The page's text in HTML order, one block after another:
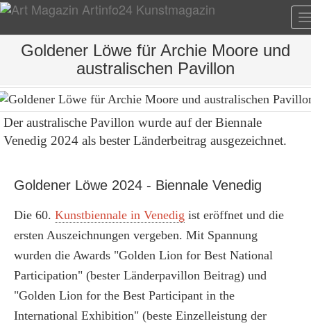
Goldener Löwe für Archie Moore und
australischen Pavillon
Der australische Pavillon wurde auf der Biennale
Venedig 2024 als bester Länderbeitrag ausgezeichnet.
Goldener Löwe 2024 - Biennale Venedig
Die 60. Kunstbiennale in Venedig ist eröffnet und die
ersten Auszeichnungen vergeben. Mit Spannung
wurden die Awards "Golden Lion for Best National
Participation" (bester Länderpavillon Beitrag) und
"Golden Lion for the Best Participant in the
International Exhibition" (beste Einzelleistung der